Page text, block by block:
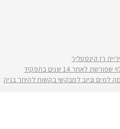
14 שנים בתפקיד
למים וביוב למבקשי בקשות להיתר בניה